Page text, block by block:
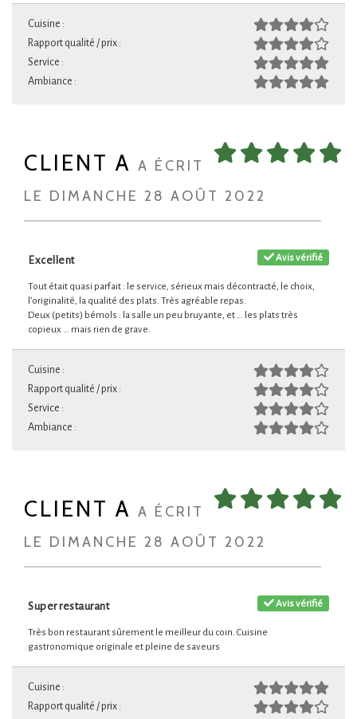
Cuisine :
Rapport qualité / prix :
Service :
Ambiance :
CLIENT A A ÉCRIT
LE DIMANCHE 28 AOÛT 2022
Avis vérifié
Excellent
Tout était quasi parfait : le service, sérieux mais décontracté, le choix,
l’originalité, la qualité des plats. Très agréable repas.
Deux (petits) bémols : la salle un peu bruyante, et … les plats très
copieux … mais rien de grave.
Cuisine :
Rapport qualité / prix :
Service :
Ambiance :
CLIENT A A ÉCRIT
LE DIMANCHE 28 AOÛT 2022
Avis vérifié
Super restaurant
Très bon restaurant sûrement le meilleur du coin. Cuisine
gastronomique originale et pleine de saveurs
Cuisine :
Rapport qualité / prix :